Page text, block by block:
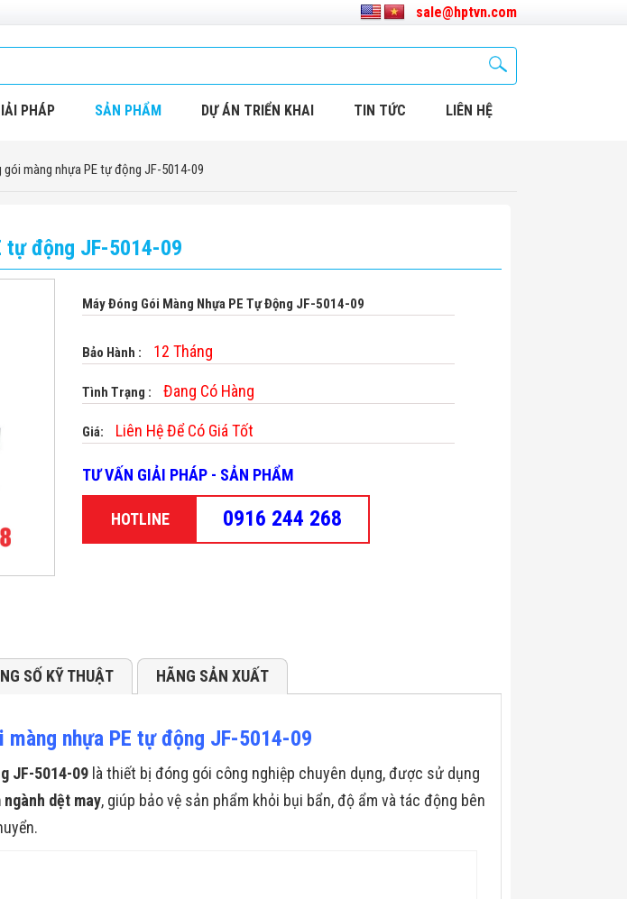
sale@hptvn.com
PHÁP SẢN PHẨM DỰ ÁN TRIỂN KHAI TIN TỨC LIÊN HỆ
gói màng nhựa PE tự động JF-5014-09
tự động JF-5014-09
Máy Đóng Gói Màng Nhựa PE Tự Động JF-5014-09
Bảo Hành : 12 Tháng
Tình Trạng : Đang Có Hàng
Giá: Liên Hệ Để Có Giá Tốt
TƯ VẤN GIẢI PHÁP - SẢN PHẨM
HOTLINE 0916 244 268
SỐ KỸ THUẬT HÃNG SẢN XUẤT
màng nhựa PE tự động JF-5014-09
JF-5014-09 là thiết bị đóng gói công nghiệp chuyên dụng, được sử dụng
dệt may, giúp bảo vệ sản phẩm khỏi bụi bẩn, độ ẩm và tác động bên